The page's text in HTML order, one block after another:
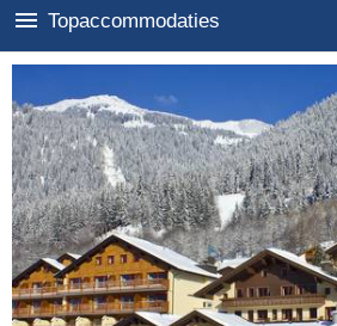
Topaccommodaties